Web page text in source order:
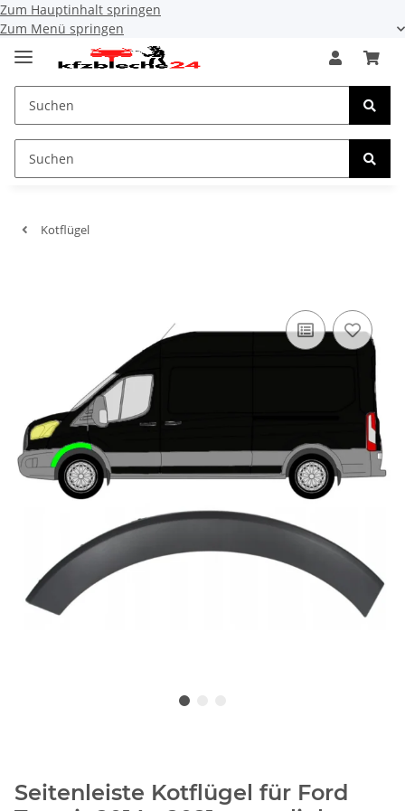
Zum Hauptinhalt springen
Zum Menü springen
Kotflügel
Seitenleiste Kotflügel für Ford